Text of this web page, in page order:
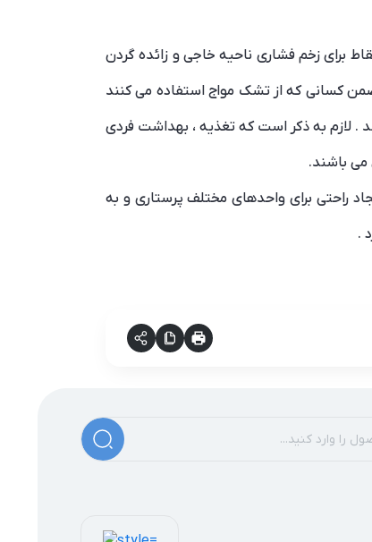
برای زخم فشاری ناحیه خاجی و زائده گردن
کسانی که از تشک مواج استفاده می کنند
. لازم به ذکر است که تغذیه ، بهداشت فردی
می باشند.
راحتی برای واحدهای مختلف پرستاری و به
.